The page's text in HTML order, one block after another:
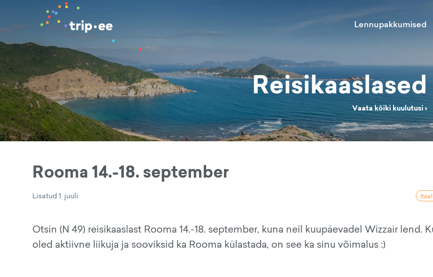
Lennupakkumised
Reisikaaslased
Vaata kõiki kuulutusi ›
Rooma 14.-18. september
Lisatud 1. juuli
Otsin (N 49) reisikaaslast Rooma 14.-18. september, kuna neil kuupäevadel Wizzair lend.
oled aktiivne liikuja ja sooviksid ka Rooma külastada, on see ka sinu võimalus :)